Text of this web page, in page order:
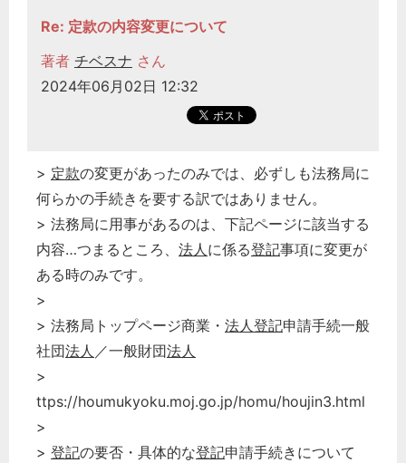
Re: 定款の内容変更について
著者 チベスナ さん
2024年06月02日 12:32
> 定款の変更があったのみでは、必ずしも法務局に
何らかの手続きを要する訳ではありません。
> 法務局に用事があるのは、下記ページに該当する
内容…つまるところ、 法人に係る登記事項に変更が
ある時のみです。
>
> 法務局トップページ商業・ 法人登記申請手続一般
社団法人 ／一般財団法人
>
ttps://houmukyoku.moj.go.jp/homu/houjin3.html
>
> 登記の要否・具体的な登記申請手続きについて